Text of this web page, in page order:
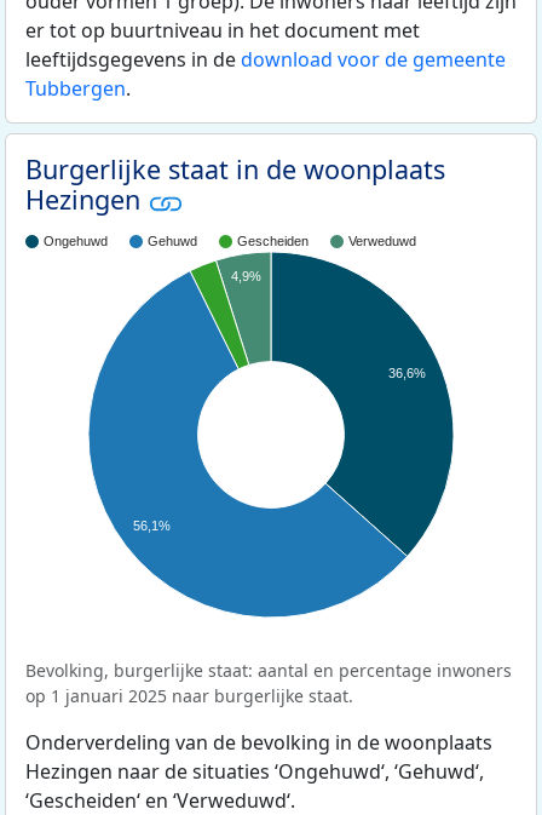
er tot op buurtniveau in het document met
leeftijdsgegevens in dedownload voor de gemeente
Tubbergen.
Burgerlijke staat in de woonplaats
Hezingen
Ongehuwd Gehuwd Gescheiden Verweduwd
36,6%
4,9%
56,1%
Bevolking, burgerlijke staat: aantal en percentage inwoners
op 1 januari 2025 naar burgerlijke staat.
Onderverdeling van de bevolking in de woonplaats
Hezingen naar de situaties ‘Ongehuwd‘, ‘Gehuwd‘,
‘Gescheiden‘ en ‘Verweduwd‘.